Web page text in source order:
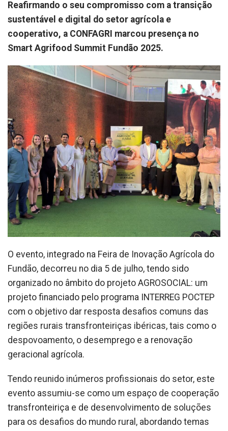
Reafirmando o seu compromisso com a transição
sustentável e digital do setor agrícola e
cooperativo, a CONFAGRI marcou presença no
Smart Agrifood Summit Fundão 2025.
O evento, integrado na Feira de Inovação Agrícola do
Fundão, decorreu no dia 5 de julho, tendo sido
organizado no âmbito do projeto AGROSOCIAL: um
projeto financiado pelo programa INTERREG POCTEP
com o objetivo dar resposta desafios comuns das
regiões rurais transfronteiriças ibéricas, tais como o
despovoamento, o desemprego e a renovação
geracional agrícola.
Tendo reunido inúmeros profissionais do setor, este
evento assumiu-se como um espaço de cooperação
transfronteiriça e de desenvolvimento de soluções
para os desafios do mundo rural, abordando temas